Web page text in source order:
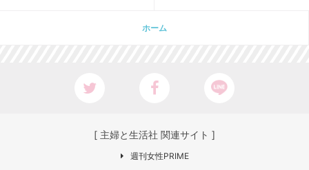
ホーム
[ 主婦と生活社 関連サイト ]
週刊女性PRIME